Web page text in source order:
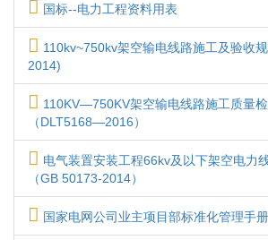
国标--电力工程资料用表
110kv~750kv架空输电线路施工及验收
2014)
110KV—750KV架空输电线路施工质量
（DLT5168—2016）
电气装置安装工程66kv及以下架空电力
（GB 50173-2014）
国家电网公司业主项目部标准化管理手册